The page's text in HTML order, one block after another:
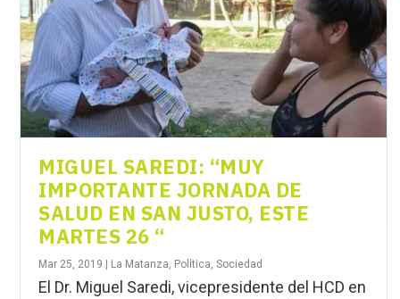
MIGUEL SAREDI: “MUY
IMPORTANTE JORNADA DE
SALUD EN SAN JUSTO, ESTE
MARTES 26 “
Mar 25, 2019 La Matanza, Política,Sociedad
El Dr. Miguel Saredi, vicepresidente del HCD en